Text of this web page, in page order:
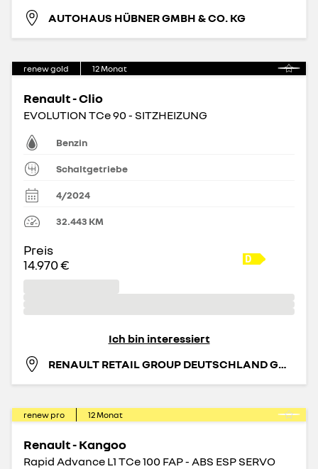
AUTOHAUS HÜBNER GMBH & CO. KG
renew gold 12Monat
Renault - Clio
EVOLUTION TCe 90 - SITZHEIZUNG
Benzin
Schaltgetriebe
4/2024
32.443 KM
Preis
14.970 €
Ich bin interessiert
RENAULT RETAIL GROUP DEUTSCHLAND GMBH
renew pro 12Monat
Renault - Kangoo
Rapid Advance L1 TCe 100 FAP - ABS ESP SERVO